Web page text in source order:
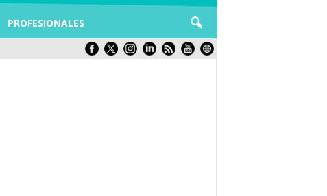
PROFESIONALES